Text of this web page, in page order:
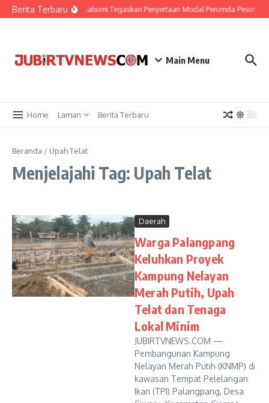
Berita TerbaruGerindra Sukabumi Tegaskan Penyertaan Modal Perumda Pesona
Main Menu
Home Laman Berita Terbaru
Beranda / Upah Telat
Menjelajahi Tag: Upah Telat
Daerah
Warga Palangpang
Keluhkan Proyek
Kampung Nelayan
Merah Putih, Upah
Telat dan Tenaga
Lokal Minim
JUBIRTVNEWS.COM —
Pembangunan Kampung
Nelayan Merah Putih (KNMP) di
kawasan Tempat Pelelangan
Ikan (TPI) Palangpang, Desa